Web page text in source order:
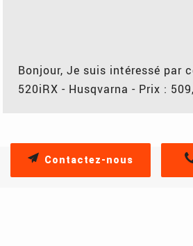
Bonjour, Je suis intéressé par
520iRX - Husqvarna - Prix :
Contactez-nous